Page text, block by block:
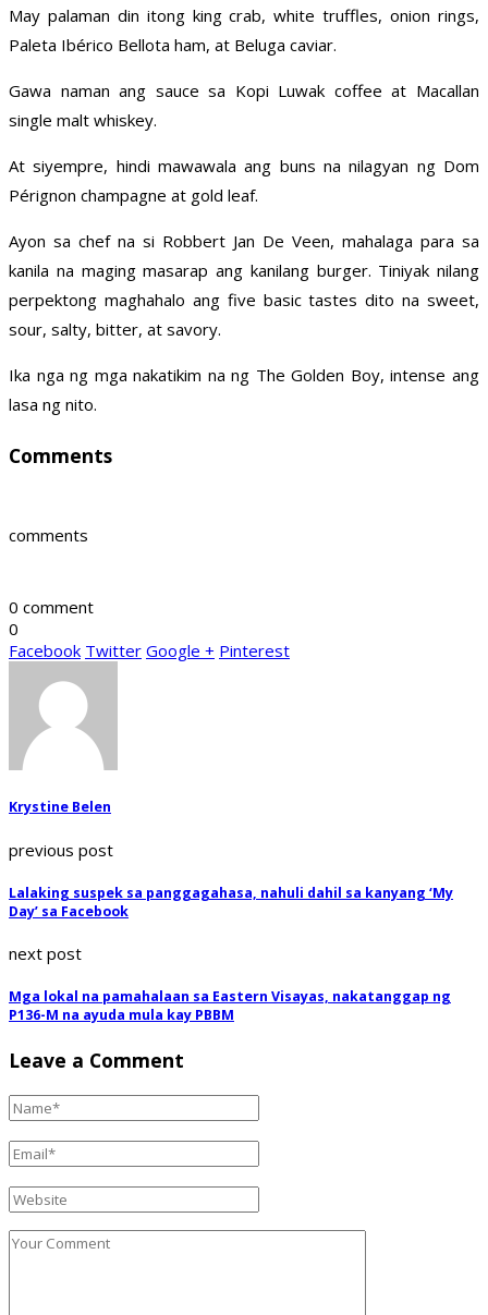
May palaman din itong king crab, white truffles, onion rings,
Paleta Ibérico Bellota ham, at Beluga caviar.
Gawa naman ang sauce sa Kopi Luwak coffee at Macallan
single malt whiskey.
At siyempre, hindi mawawala ang buns na nilagyan ng Dom
Pérignon champagne at gold leaf.
Ayon sa chef na si Robbert Jan De Veen, mahalaga para sa
kanila na maging masarap ang kanilang burger. Tiniyak nilang
perpektong maghahalo ang five basic tastes dito na sweet,
sour, salty, bitter, at savory.
Ika nga ng mga nakatikim na ng The Golden Boy, intense ang
lasa ng nito.
Comments
comments
0 comment
0
Facebook Twitter Google + Pinterest
Krystine Belen
previous post
Lalaking suspek sa panggagahasa, nahuli dahil sa kanyang ‘My
Day’ sa Facebook
next post
Mga lokal na pamahalaan sa Eastern Visayas, nakatanggap ng
P136-M na ayuda mula kay PBBM
Leave a Comment